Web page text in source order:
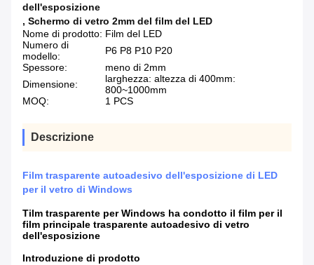
dell'esposizione
, Schermo di vetro 2mm del film del LED
Nome di prodotto: Film del LED
Numero di
modello:
P6 P8 P10 P20
Spessore:
meno di 2mm
Dimensione:
larghezza: altezza di 400mm:
800~1000mm
MOQ:
1 PCS
Descrizione
Film trasparente autoadesivo dell'esposizione di LED
per il vetro di Windows
Tilm trasparente per Windows ha condotto il film per il
film principale trasparente autoadesivo di vetro
dell'esposizione
Introduzione di prodotto